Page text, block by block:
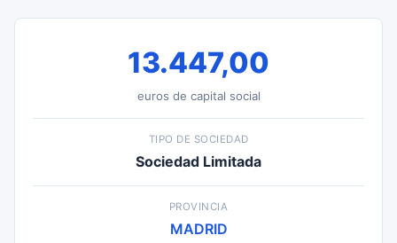
13.447,00
euros de capital social
TIPO DE SOCIEDAD
Sociedad Limitada
PROVINCIA
MADRID